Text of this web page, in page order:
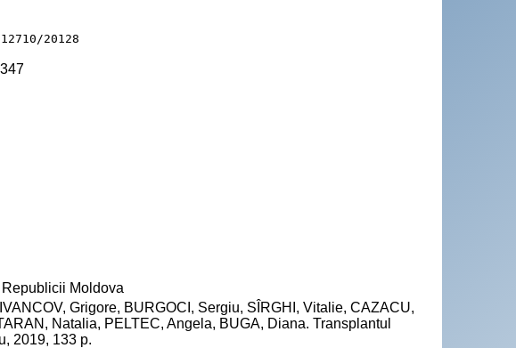
20128
Moldova
Grigore, BURGOCI, Sergiu, SÎRGHI, Vitalie, CAZACU,
Natalia, PELTEC, Angela, BUGA, Diana. Transplantul
2019, 133 p.